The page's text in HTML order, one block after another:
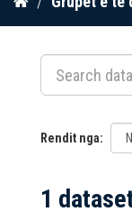
përmbajtja
Rendit nga
1